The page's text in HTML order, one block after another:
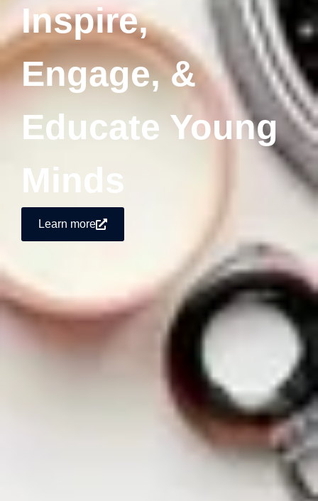
Inspire,
Engage, &
Educate Young
Minds
Learn more